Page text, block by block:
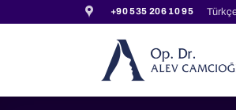
+90 535 206 10 95